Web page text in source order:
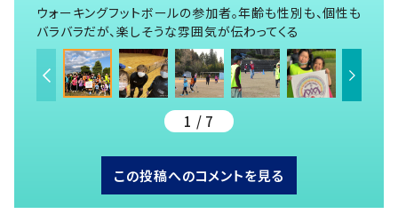
ウォーキングフットボールの参加者。年齢も性別も、個性も
バラバラだが、楽しそうな雰囲気が伝わってくる
1 / 7
この投稿へのコメントを見る